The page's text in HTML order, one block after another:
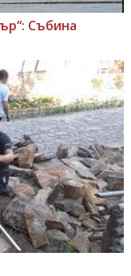
Събина